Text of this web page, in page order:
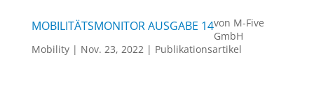
MOBILITÄTSMONITOR AUSGABE 14von M-Five
GmbH
Mobility| Nov. 23, 2022 | Publikationsartikel